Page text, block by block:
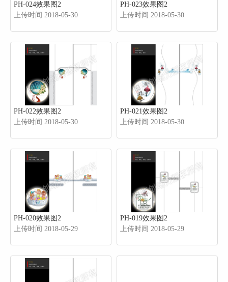
PH-024效果图2
上传时间 2018-05-30
PH-023效果图2
上传时间 2018-05-30
PH-022效果图2
上传时间 2018-05-30
PH-021效果图2
上传时间 2018-05-30
PH-020效果图2
上传时间 2018-05-29
PH-019效果图2
上传时间 2018-05-29